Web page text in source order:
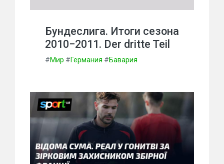
Бундеслига. Итоги сезона
2010−2011. Der dritte Teil
#Мир #Германия #Бавария